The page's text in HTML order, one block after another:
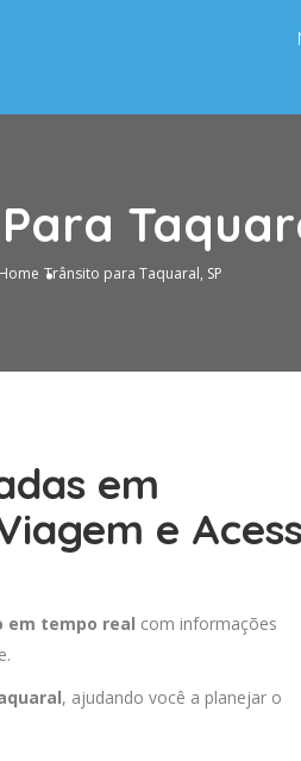
Home Trânsito para Taquaral, SP
em
e
em tempo real com informações
, ajudando você a planejar o